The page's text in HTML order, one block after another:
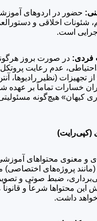
حضور در اردوهای
شئونات اخلاقی و
است.
فردی: در صورت بروز
عدم رعایت
تجهیزات (نظیر رادیوها،
خسارات تماماً بر عهده
کیهان» هیچ‌گونه
و معنوی محتواهای
پروژه‌های اختصاصی)
ضبط صوتی و
محتواها شرعاً و قانوناً
خواهد داشت.